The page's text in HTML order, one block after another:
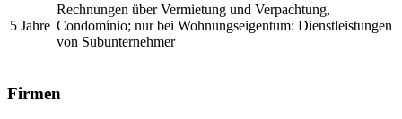
5 Jahre
Rechnungen über Vermietung und Verpachtung,
Condomínio; nur bei Wohnungseigentum: Dienstleistungen
von Subunternehmer
Firmen